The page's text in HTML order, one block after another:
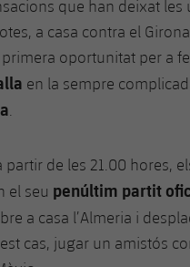
que han deixat les
a casa contra el
oportunitat per a
en la sempre
partir de les 21.00 hores,
el seu penúltim partit
a casa l’Almeria i
cas, jugar un amistós